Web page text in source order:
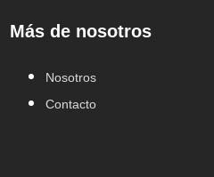
Más de nosotros
Nosotros
Contacto